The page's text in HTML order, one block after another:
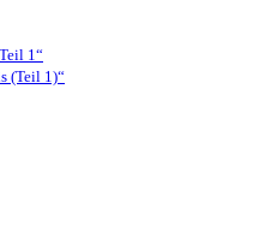
1“
(Teil 1)“